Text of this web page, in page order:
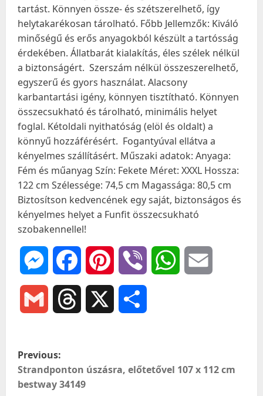
tartást. Könnyen össze- és szétszerelhető, így
helytakarékosan tárolható. Főbb Jellemzők: Kiváló
minőségű és erős anyagokból készült a tartósság
érdekében. Állatbarát kialakítás, éles szélek nélkül
a biztonságért. ️ Szerszám nélkül összeszerelhető,
egyszerű és gyors használat. Alacsony
karbantartási igény, könnyen tisztítható. Könnyen
összecsukható és tárolható, minimális helyet
foglal. Kétoldali nyithatóság (elöl és oldalt) a
könnyű hozzáférésért. ️ Fogantyúval ellátva a
kényelmes szállításért. Műszaki adatok: Anyaga:
Fém és műanyag Szín: Fekete Méret: XXXL Hossza:
122 cm Szélessége: 74,5 cm Magassága: 80,5 cm
Biztosítson kedvencének egy saját, biztonságos és
kényelmes helyet a Funfit összecsukható
szobakennellel!
MessengerFacebookPinterest Viber WhatsApp
Gmail Threads
P
o
Previous:
Strandponton úszásra, előtetővel 107 x 112 cm
bestway 34149